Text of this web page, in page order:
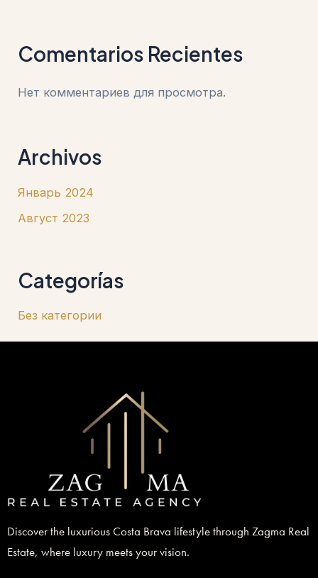
Comentarios Recientes
Нет комментариев для просмотра.
Archivos
Январь 2024
Август 2023
Categorías
Без категории
Discover the luxurious Costa Brava lifestyle through Zagma Real
Estate, where luxury meets your vision.